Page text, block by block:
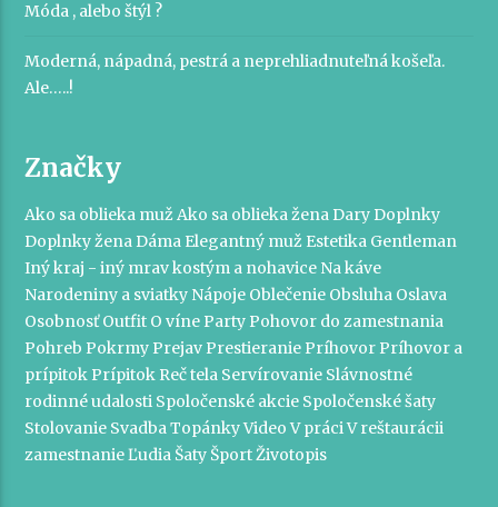
Móda , alebo štýl ?
Moderná, nápadná, pestrá a neprehliadnuteľná košeľa.
Ale…..!
Značky
Ako sa oblieka muž Ako sa oblieka ženaDaryDoplnky
Doplnky ženaDáma Elegantný muž Estetika Gentleman
Iný kraj - iný mravkostým a nohavice Na káve
Narodeniny a sviatky Nápoje Oblečenie Obsluha Oslava
OsobnosťOutfit O víne Party Pohovor do zamestnania
Pohreb Pokrmy Prejav Prestieranie Príhovor Príhovor a
prípitok Prípitok Reč tela Servírovanie Slávnostné
rodinné udalosti Spoločenské akcie Spoločenské šaty
Stolovanie SvadbaTopánkyVideo V práciV reštaurácii
zamestnanieĽudia Šaty ŠportŽivotopis